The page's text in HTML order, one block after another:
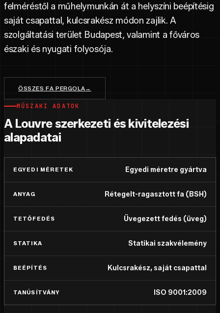
felméréstől a műhelymunkán át a helyszíni beépítésig
saját csapattal, kulcsrakész módon zajlik. A
szolgáltatási terület Budapest, valamint a főváros
északi és nyugati folyosója.
ÖSSZES FA PERGOLA→
MŰSZAKI ADATOK
A Louvre szerkezeti és kivitelezési
alapadatai
EGYEDI MÉRETEK Egyedi méretre gyártva
ANYAG Rétegelt-ragasztott fa (BSH)
TETŐFEDÉS Üvegezett fedés (üveg)
STATIKA Statikai szakvélemény
BEÉPÍTÉS Kulcsrakész, saját csapattal
TANÚSÍTVÁNY ISO 9001:2009